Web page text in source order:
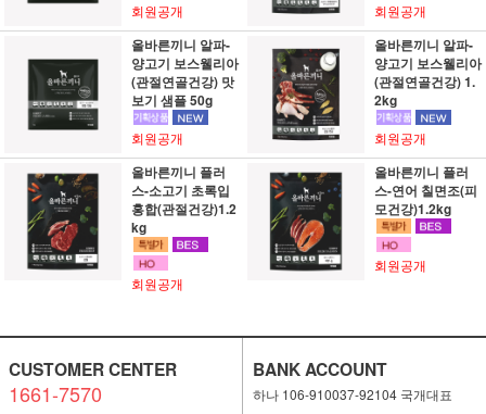
회원공개 회원공개
올바른끼니 알파-
양고기 보스웰리아
(관절연골건강) 맛
보기 샘플 50g
회원공개
올바른끼니 알파-
양고기 보스웰리아
(관절연골건강) 1.
2kg
회원공개
올바른끼니 플러
스-소고기 초록입
홍합(관절건강)1.2
kg
회원공개
올바른끼니 플러
스-연어 칠면조(피
모건강)1.2kg
회원공개
CUSTOMER CENTER
1661-7570
BANK ACCOUNT
하나 106-910037-92104 국개대표